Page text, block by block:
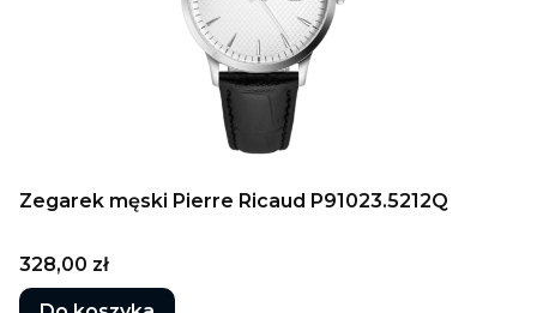
Zegarek męski Pierre Ricaud P91023.5212Q
Cena
328,00 zł